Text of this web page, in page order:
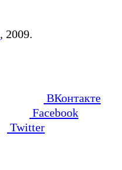
, 2009.
ВКонтакте
Facebook
Twitter